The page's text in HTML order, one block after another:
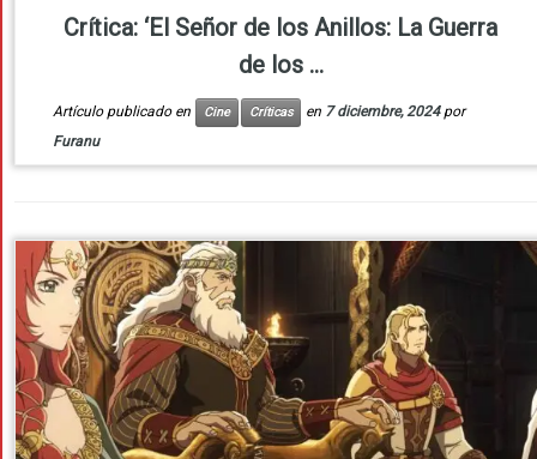
Crítica: ‘El Señor de los Anillos: La Guerra
de los ...
Artículo publicado en Cine Críticas en 7 diciembre, 2024 por
Furanu